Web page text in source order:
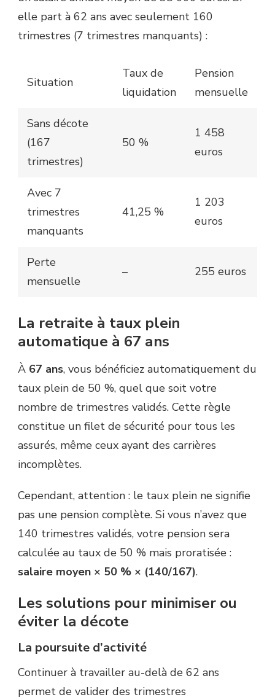
elle part à 62 ans avec seulement 160
trimestres (7 trimestres manquants) :
Situation
Taux de
liquidation
Pension
mensuelle
Sans décote
(167
trimestres)
50 %
1 458
euros
Avec 7
trimestres
manquants
41,25 %
1 203
euros
Perte
mensuelle
– 255 euros
La retraite à taux plein
automatique à 67 ans
À 67 ans, vous bénéficiez automatiquement du
taux plein de 50 %, quel que soit votre
nombre de trimestres validés. Cette règle
constitue un filet de sécurité pour tous les
assurés, même ceux ayant des carrières
incomplètes.
Cependant, attention : le taux plein ne signifie
pas une pension complète. Si vous n’avez que
140 trimestres validés, votre pension sera
calculée au taux de 50 % mais proratisée :
salaire moyen × 50 % × (140/167).
Les solutions pour minimiser ou
éviter la décote
La poursuite d’activité
Continuer à travailler au-delà de 62 ans
permet de valider des trimestres